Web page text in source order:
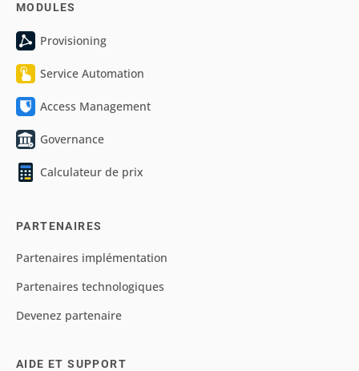
MODULES
Provisioning
Service Automation
Access Management
Governance
Calculateur de prix
PARTENAIRES
Partenaires implémentation
Partenaires technologiques
Devenez partenaire
AIDE ET SUPPORT